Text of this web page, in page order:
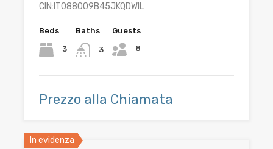
CIN:IT088009B45JKQDWIL
Beds
3
Baths
3
Guests
8
Prezzo alla Chiamata
In evidenza